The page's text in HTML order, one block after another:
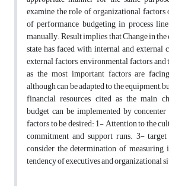
examine the role of organizational
of performance budgeting in process
manually. Result implies that Change in
state has faced with internal and external
external factors, environmental factors
as the most important factors are
although can be adapted to the equipment,
financial resources cited as the main
budget can be implemented by
factors to be desired: 1- Attention to the
commitment and support runs. 3-
consider the determination of measuring
tendency of executives and organizational